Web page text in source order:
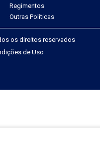
Regimentos
Outras Políticas
os direitos reservados
de Uso